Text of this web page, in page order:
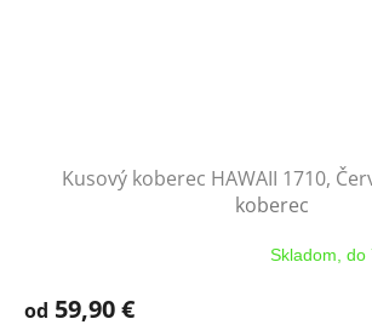
Kusový koberec HAWAII 1710,
koberec
Skladom, do
od 59,90 €